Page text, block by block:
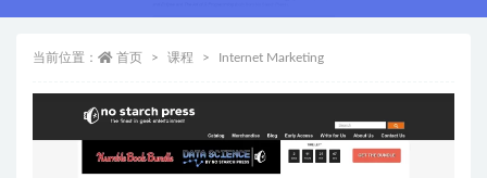
当前位置： 首页 课程 Internet Marketing